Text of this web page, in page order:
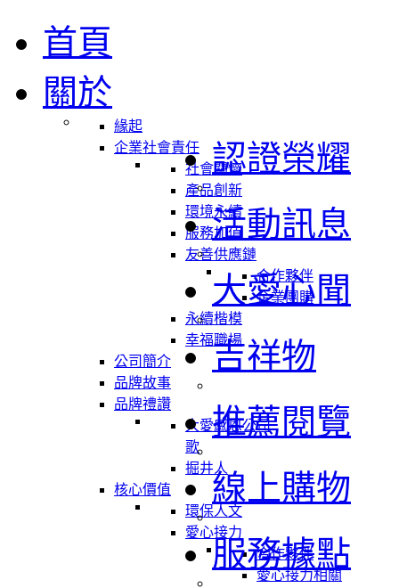
首頁
關於
緣起
企業社會責任
社會關懷
產品創新
環境永續
服務加值
友善供應鏈
合作夥伴
企業團購
永續楷模
幸福職場
公司簡介
品牌故事
品牌禮讚
大愛感恩公司
歌
掘井人
核心價值
環保人文
愛心接力
合作夥伴
愛心接力相關
認證榮耀
活動訊息
大愛心聞
吉祥物
推薦閱覽
線上購物
服務據點